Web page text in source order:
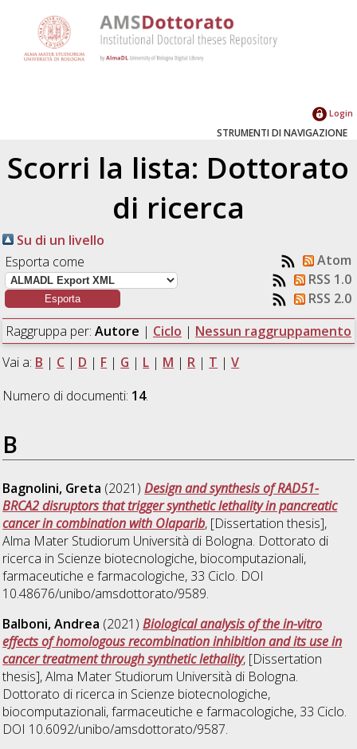
Login
STRUMENTI DI NAVIGAZIONE
Scorri la lista: Dottorato
di ricerca
Su di un livello
Esporta come
Atom
RSS 1.0
RSS 2.0
Raggruppa per: Autore | Ciclo | Nessun raggruppamento
Vai a: B | C | D | F | G | L | M | R | T |V
Numero di documenti: 14.
B
Bagnolini, Greta (2021)Design and synthesis of RAD51-
BRCA2 disruptors that trigger synthetic lethality in pancreatic
cancer in combination with Olaparib, [Dissertation thesis],
Alma Mater Studiorum Università di Bologna. Dottorato di
ricerca in Scienze biotecnologiche, biocomputazionali,
farmaceutiche e farmacologiche, 33 Ciclo. DOI
10.48676/unibo/amsdottorato/9589.
Balboni, Andrea (2021)Biological analysis of the in-vitro
effects of homologous recombination inhibition and its use in
cancer treatment through synthetic lethality, [Dissertation
thesis], Alma Mater Studiorum Università di Bologna.
Dottorato di ricerca in Scienze biotecnologiche,
biocomputazionali, farmaceutiche e farmacologiche, 33 Ciclo.
DOI 10.6092/unibo/amsdottorato/9587.